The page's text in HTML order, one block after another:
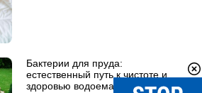
Бактерии для пруда:
естественный путь к чистоте и
здоровью водоема